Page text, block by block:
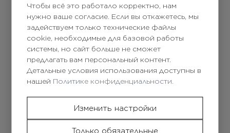
Чтобы всё это работало корректно, нам
нужно ваше согласие. Если вы откажетесь, мы
задействуем только технические файлы
cookie, необходимые для базовой работы
системы, но сайт больше не сможет
предлагать вам персональный контент.
Детальные условия использования доступны в
нашей Политике конфиденциальности.
Изменить настройки
Только обязательные